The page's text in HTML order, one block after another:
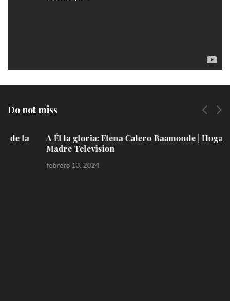
Do not miss
A Él la gloria: Elena Calero Baamonde | Hogar de la
Madre Television
febrero 13, 2024